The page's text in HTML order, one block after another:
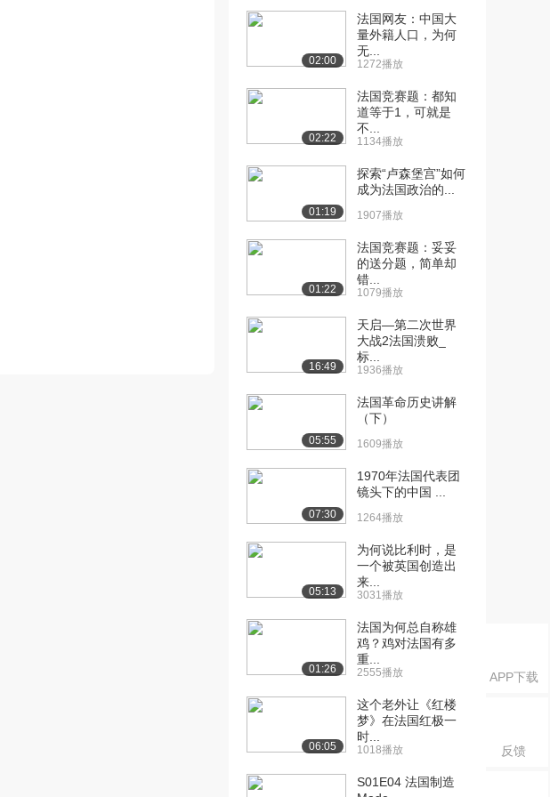
APP下载
反馈
[10] 法语动词大揭秘
1395播放
10:18
[11] 法语动词大揭秘
10:17
[12] 法语动词大揭秘
10:22
[13] 法语动词大揭秘
09:50
[14] 法语动词大揭秘
（七）（下）
（八）（上）
（八）（下）
[17] 法语动词大揭秘
（九）（上）
[18] 法语动词大揭秘
（九）（下）
886播放
[19] 法国学习生活漫谈
2513播放
[20] 法国学习生活漫谈
1694播放
02:00
法国网友：中国大
量外籍人口，为何
无...
1272播放
02:22
法国竞赛题：都知
道等于1，可就是
不...
1134播放
01:19
探索“卢森堡宫”如何
成为法国政治的...
1907播放
01:22
法国竞赛题：妥妥
的送分题，简单却
错...
1079播放
16:49
天启—第二次世界
大战2法国溃败_
标...
1936播放
05:55
法国革命历史讲解
（下）
1609播放
07:30
1970年法国代表团
镜头下的中国 ...
1264播放
05:13
为何说比利时，是
一个被英国创造出
来...
3031播放
01:26
法国为何总自称雄
鸡？鸡对法国有多
重...
2555播放
06:05
这个老外让《红楼
梦》在法国红极一
时...
1018播放
S01E04 法国制造